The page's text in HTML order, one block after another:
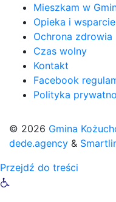
Mieszkam w
Opieka i wsparcie
Ochrona zdrowia
Czas wolny
Kontakt
Facebook
Polityka
© 2026 Gmina
dede.agency &
Przejdź do treści
Otwórz pasek narzędzi